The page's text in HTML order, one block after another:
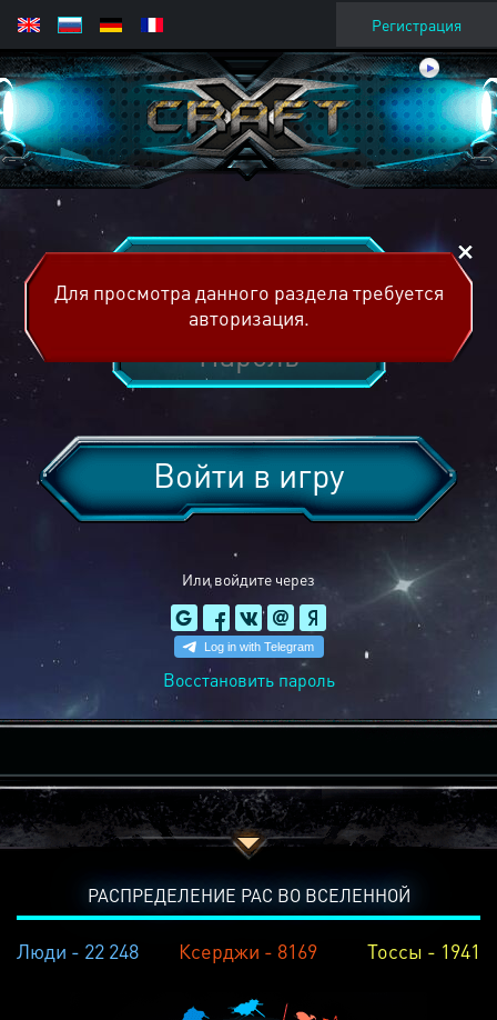
Регистрация
Или войдите через
Войти в игру
Восстановить пароль
Для просмотра данного раздела требуется
авторизация.
РАСПРЕДЕЛЕНИЕ РАС ВО ВСЕЛЕННОЙ
Люди - 22 248 Ксерджи - 8169 Тоссы - 1941